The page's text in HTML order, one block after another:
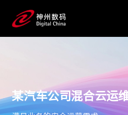
某汽车公司混合云运